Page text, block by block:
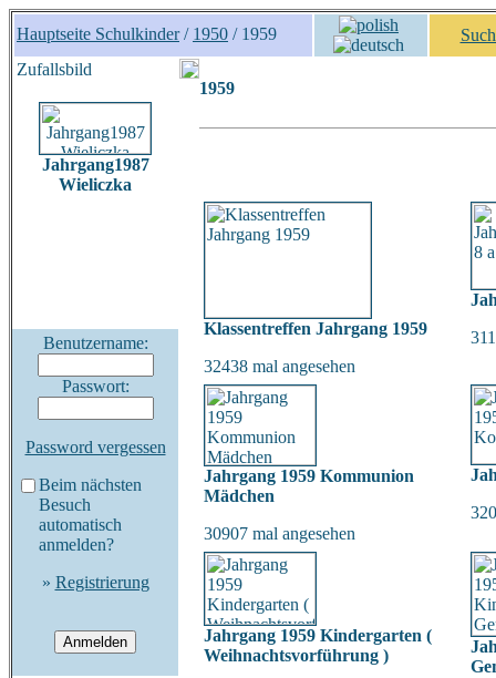
Hauptseite Schulkinder/ 1950 / 1959
Zufallsbild
Jahrgang1987
Wieliczka
Benutzername:
Passwort:
Password vergessen
Beim nächsten
Besuch
automatisch
anmelden?
» Registrierung
1959
Klassentreffen Jahrgang 1959
32438 mal angesehen
Jahrgang 1959 Kommunion
Mädchen
30907 mal angesehen
Jahrgang 1959 Kindergarten (
Weihnachtsvorführung )